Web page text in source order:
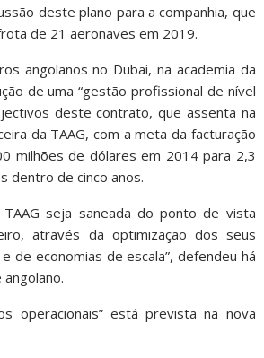
deste plano para a companhia, que
de 21 aeronaves em 2019.
angolanos no Dubai, na academia da
de uma “gestão profissional de nível
deste contrato, que assenta na
da TAAG, com a meta da facturação
milhões de dólares em 2014 para 2,3
dentro de cinco anos.
seja saneada do ponto de vista
através da optimização dos seus
de economias de escala”, defendeu há
operacionais” está prevista na nova